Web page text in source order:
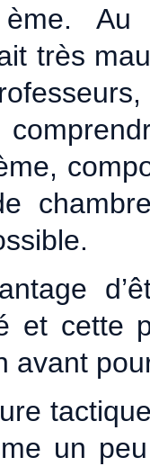
très
et cette
avant
un